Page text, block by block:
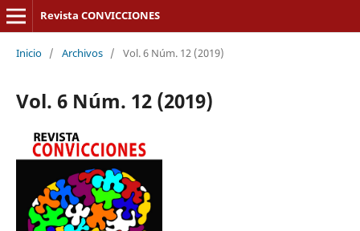
Revista CONVICCIONES
Inicio / Archivos / Vol. 6 Núm. 12 (2019)
Vol. 6 Núm. 12 (2019)